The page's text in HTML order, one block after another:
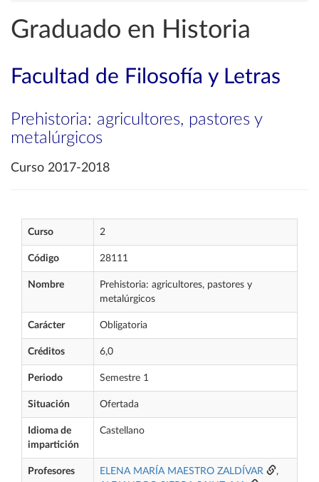
Graduado en Historia
Facultad de Filosofía y Letras
Prehistoria: agricultores, pastores y
metalúrgicos
Curso 2017-2018
Curso 2
Código 28111
Nombre
Prehistoria: agricultores, pastores y
metalúrgicos
Carácter Obligatoria
Créditos 6,0
Periodo Semestre 1
Situación Ofertada
Idioma de
impartición
Castellano
Profesores ELENA MARÍA MAESTRO ZALDÍVAR
,